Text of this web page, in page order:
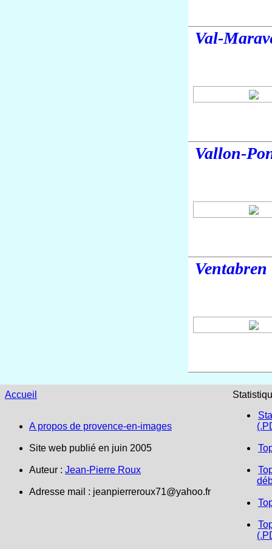
Val-
Vallon-
Ventabren
Accueil
A propos de provence-en-images
Site web publié en juin 2005
Auteur : Jean-Pierre Roux
Adresse mail : jeanpierreroux71@yahoo.fr